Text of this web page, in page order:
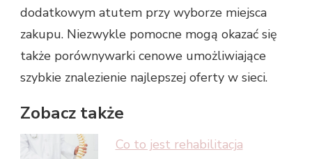
dodatkowym atutem przy wyborze miejsca
zakupu. Niezwykle pomocne mogą okazać się
także porównywarki cenowe umożliwiające
szybkie znalezienie najlepszej oferty w sieci.
Zobacz także
Co to jest rehabilitacja